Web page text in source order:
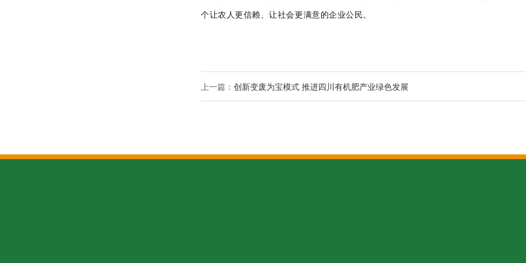
个让农人更信赖、让社会更满意的企业公民。
上一篇： 创新变废为宝模式 推进四川有机肥产业绿色发展